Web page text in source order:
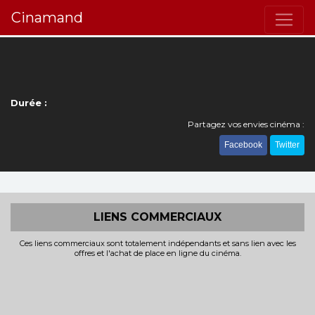
Cinamand
Durée :
Partagez vos envies cinéma :
Facebook Twitter
LIENS COMMERCIAUX
Ces liens commerciaux sont totalement indépendants et sans lien avec les
offres et l'achat de place en ligne du cinéma.